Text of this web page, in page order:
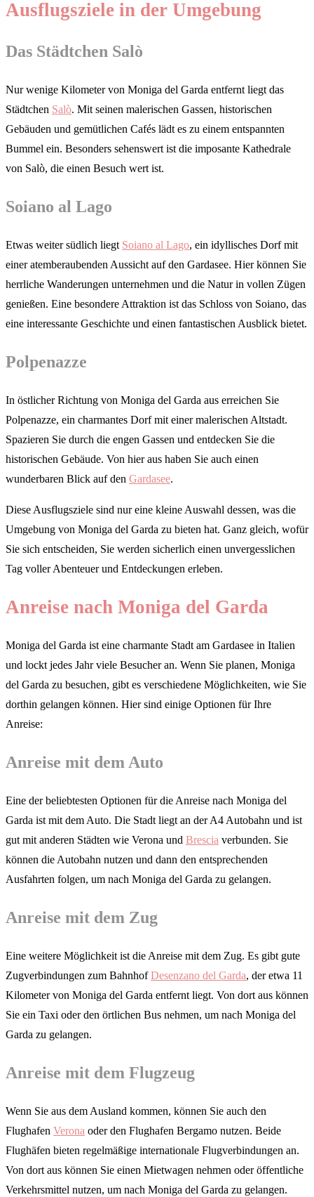
Ausflugsziele in der Umgebung
Das Städtchen Salò
Nur wenige Kilometer von Moniga del Garda entfernt liegt das
Städtchen Salò. Mit seinen malerischen Gassen, historischen
Gebäuden und gemütlichen Cafés lädt es zu einem entspannten
Bummel ein. Besonders sehenswert ist die imposante Kathedrale
von Salò, die einen Besuch wert ist.
Soiano al Lago
Etwas weiter südlich liegt Soiano al Lago, ein idyllisches Dorf mit
einer atemberaubenden Aussicht auf den Gardasee. Hier können Sie
herrliche Wanderungen unternehmen und die Natur in vollen Zügen
genießen. Eine besondere Attraktion ist das Schloss von Soiano, das
eine interessante Geschichte und einen fantastischen Ausblick bietet.
Polpenazze
In östlicher Richtung von Moniga del Garda aus erreichen Sie
Polpenazze, ein charmantes Dorf mit einer malerischen Altstadt.
Spazieren Sie durch die engen Gassen und entdecken Sie die
historischen Gebäude. Von hier aus haben Sie auch einen
wunderbaren Blick auf den Gardasee.
Diese Ausflugsziele sind nur eine kleine Auswahl dessen, was die
Umgebung von Moniga del Garda zu bieten hat. Ganz gleich, wofür
Sie sich entscheiden, Sie werden sicherlich einen unvergesslichen
Tag voller Abenteuer und Entdeckungen erleben.
Anreise nach Moniga del Garda
Moniga del Garda ist eine charmante Stadt am Gardasee in Italien
und lockt jedes Jahr viele Besucher an. Wenn Sie planen, Moniga
del Garda zu besuchen, gibt es verschiedene Möglichkeiten, wie Sie
dorthin gelangen können. Hier sind einige Optionen für Ihre
Anreise:
Anreise mit dem Auto
Eine der beliebtesten Optionen für die Anreise nach Moniga del
Garda ist mit dem Auto. Die Stadt liegt an der A4 Autobahn und ist
gut mit anderen Städten wie Verona und Brescia verbunden. Sie
können die Autobahn nutzen und dann den entsprechenden
Ausfahrten folgen, um nach Moniga del Garda zu gelangen.
Anreise mit dem Zug
Eine weitere Möglichkeit ist die Anreise mit dem Zug. Es gibt gute
Zugverbindungen zum BahnhofDesenzano del Garda, der etwa 11
Kilometer von Moniga del Garda entfernt liegt. Von dort aus können
Sie ein Taxi oder den örtlichen Bus nehmen, um nach Moniga del
Garda zu gelangen.
Anreise mit dem Flugzeug
Wenn Sie aus dem Ausland kommen, können Sie auch den
Flughafen Verona oder den Flughafen Bergamo nutzen. Beide
Flughäfen bieten regelmäßige internationale Flugverbindungen an.
Von dort aus können Sie einen Mietwagen nehmen oder öffentliche
Verkehrsmittel nutzen, um nach Moniga del Garda zu gelangen.